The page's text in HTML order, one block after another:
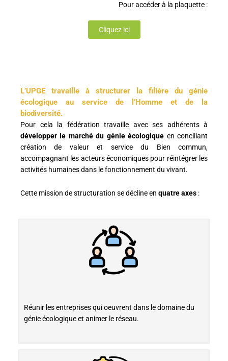
Pour accéder à la plaquette :
Cliquez ici
L’UPGE travaille à structurer la filière du génie
écologique au service de l’Homme et de la
biodiversité.
Pour cela la fédération travaille avec ses adhérents à
développer le marché du génie écologique en conciliant
création de valeur et service du Bien commun,
accompagnant les acteurs économiques pour réintégrer les
activités humaines dans le fonctionnement du vivant.
Cette mission de structuration se décline en quatre axes :
Réunir les entreprises qui oeuvrent dans le domaine du
génie écologique et animer le réseau.